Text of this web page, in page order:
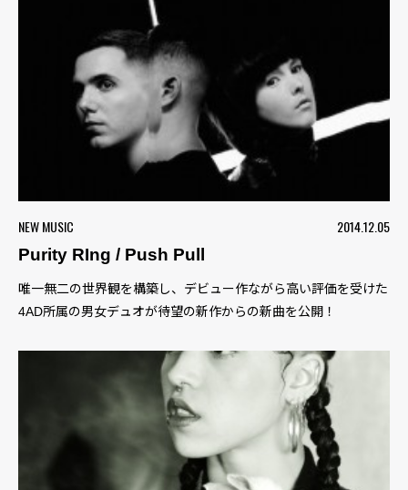
NEW MUSIC
2014.12.05
Purity RIng / Push Pull
唯一無二の世界観を構築し、デビュー作ながら高い評価を受けた
4AD所属の男女デュオが待望の新作からの新曲を公開！